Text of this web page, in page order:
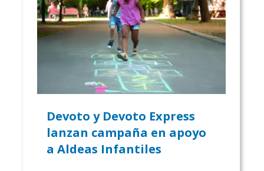
Devoto y Devoto Express
lanzan campaña en apoyo
a Aldeas Infantiles